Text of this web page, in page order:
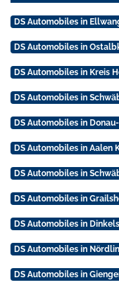
DS Automobiles in
DS Automobiles in
DS Automobiles in Kreis
DS Automobiles in
DS Automobiles in
DS Automobiles in Aalen
DS Automobiles in
DS Automobiles in
DS Automobiles in
DS Automobiles in
DS Automobiles in